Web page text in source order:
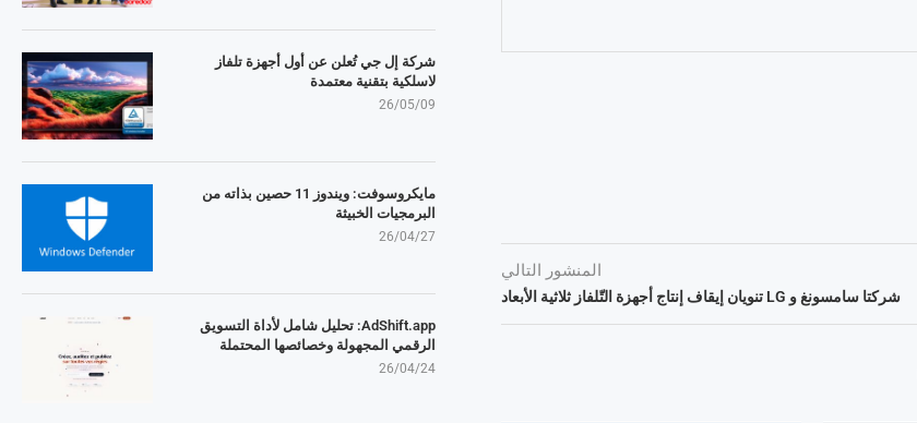
المنشور التالي
شركتا سامسونغ و LG تنويان إيقاف إنتاج أجهزة التّلفاز ثلاثية الأبعاد
شركة إل جي تُعلن عن أول أجهزة تلفاز
لاسلكية بتقنية معتمدة
26/05/09
مايكروسوفت: ويندوز 11 حصين بذاته من
البرمجيات الخبيثة
26/04/27
AdShift.app: تحليل شامل لأداة التسويق
الرقمي المجهولة وخصائصها المحتملة
26/04/24